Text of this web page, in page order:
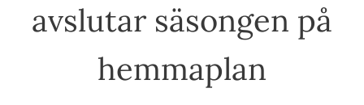
avslutar säsongen på
hemmaplan